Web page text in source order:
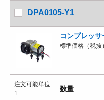
DPA0105-Y1
コンプレッ
標準価格（税抜
注文可能単位
1
数量